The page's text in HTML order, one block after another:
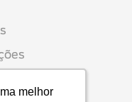
melhor
melhor